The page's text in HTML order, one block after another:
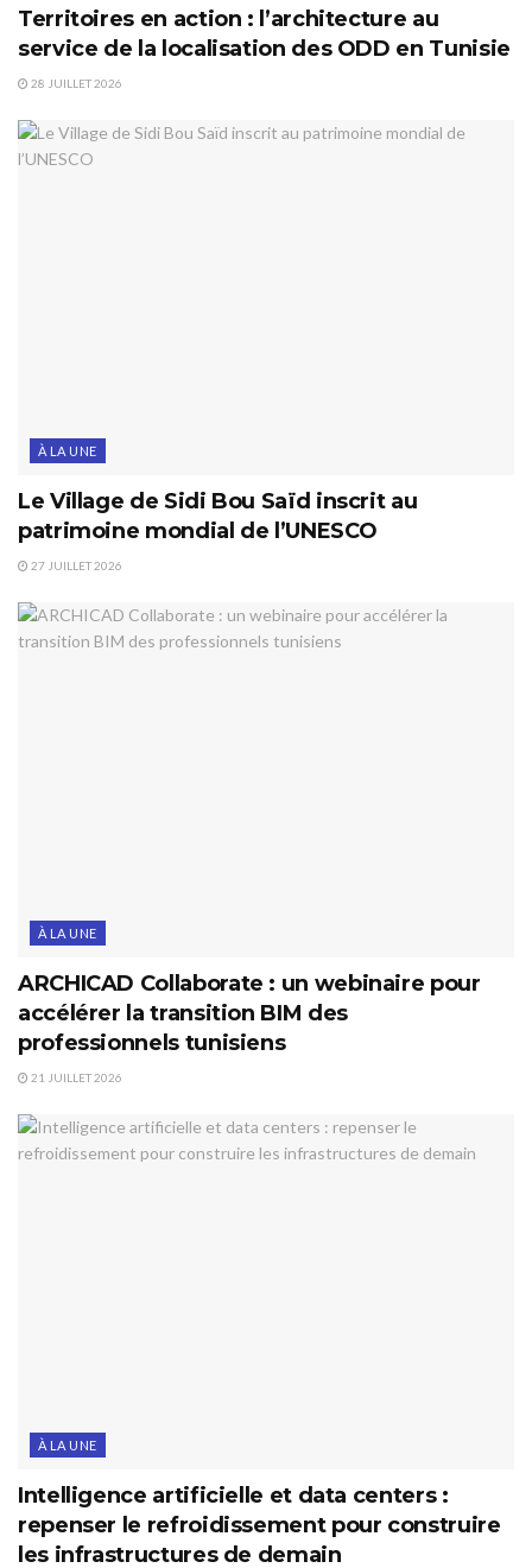
Territoires en action : l’architecture au
service de la localisation des ODD en Tunisie
28 JUILLET 2026
À LA UNE
Le Village de Sidi Bou Saïd inscrit au
patrimoine mondial de l’UNESCO
27 JUILLET 2026
À LA UNE
ARCHICAD Collaborate : un webinaire pour
accélérer la transition BIM des
professionnels tunisiens
21 JUILLET 2026
À LA UNE
Intelligence artificielle et data centers :
repenser le refroidissement pour construire
les infrastructures de demain